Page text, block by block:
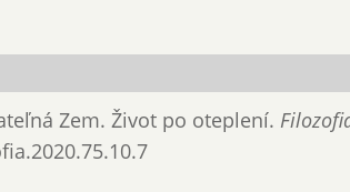
Zem. Život po oteplení.